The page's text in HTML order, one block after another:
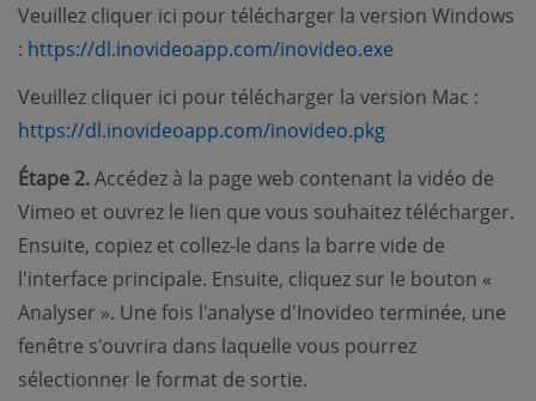
Veuillez cliquer ici pour télécharger la version Windows
: https://dl.inovideoapp.com/inovideo.exe
Veuillez cliquer ici pour télécharger la version Mac :
https://dl.inovideoapp.com/inovideo.pkg
Étape 2.Accédez à la page web contenant la vidéo de
Vimeo et ouvrez le lien que vous souhaitez télécharger.
Ensuite, copiez et collez-le dans la barre vide de
l'interface principale. Ensuite, cliquez sur le bouton «
Analyser ». Une fois l'analyse d'Inovideo terminée, une
fenêtre s'ouvrira dans laquelle vous pourrez
sélectionner le format de sortie.